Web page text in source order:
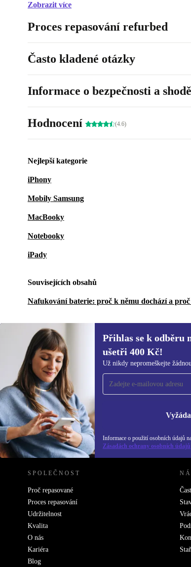
Zobrazit více
Proces repasování refurbed
Často kladené otázky
Informace o bezpečnosti a
Hodnocení (4.6)
Nejlepší kategorie
iPhony
Mobily Samsung
MacBooky
Notebooky
iPady
Souvisejících obsahů
Nafukování baterie: proč k němu dochází a
Přihlas se k odběru
ušetři 400 Kč!
Už nikdy nepromeškejte
Informace o použití osobních údajů
Zásadách ochrany osobních údajů
Přihlas se k odběru našich
ušetři 400 Kč!
Už nikdy nepromeškej žádnou nabídku.
REFURBED ČESKO - RETHINK NEW.
SPOLEČNOST
Proč repasované
Proces repasování
Udržitelnost
Kvalita
O nás
Kariéra
Blog